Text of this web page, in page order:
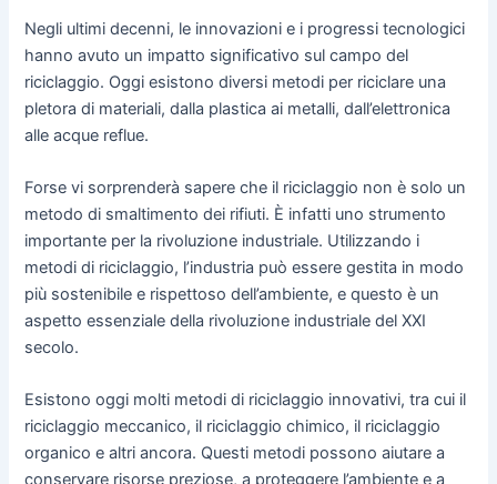
Negli ultimi decenni, le innovazioni e i progressi tecnologici
hanno avuto un impatto significativo sul campo del
riciclaggio. Oggi esistono diversi metodi per riciclare una
pletora di materiali, dalla plastica ai metalli, dall’elettronica
alle acque reflue.
Forse vi sorprenderà sapere che il riciclaggio non è solo un
metodo di smaltimento dei rifiuti. È infatti uno strumento
importante per la rivoluzione industriale. Utilizzando i
metodi di riciclaggio, l’industria può essere gestita in modo
più sostenibile e rispettoso dell’ambiente, e questo è un
aspetto essenziale della rivoluzione industriale del XXI
secolo.
Esistono oggi molti metodi di riciclaggio innovativi, tra cui il
riciclaggio meccanico, il riciclaggio chimico, il riciclaggio
organico e altri ancora. Questi metodi possono aiutare a
conservare risorse preziose, a proteggere l’ambiente e a